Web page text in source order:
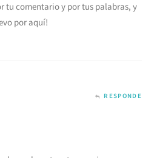
tu comentario y por tus palabras, y
por aquí!
RESPONDE